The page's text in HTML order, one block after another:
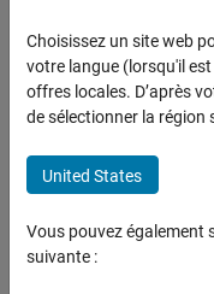
Choisissez un site web
votre langue (lorsqu'il
offres locales. D’après
de sélectionner la région
United States
Vous pouvez également
suivante :